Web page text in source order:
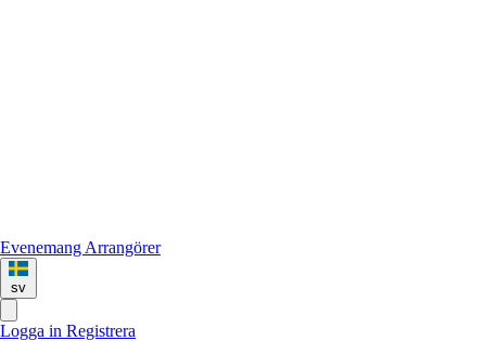
Evenemang Arrangörer
sv
Logga in Registrera